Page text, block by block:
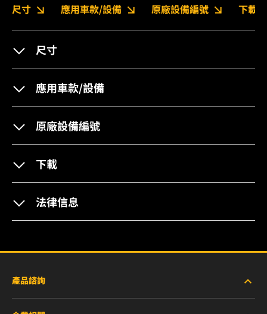
尺寸 應用車款/設備 原廠設備編號 下載
尺寸
應用車款/設備
原廠設備編號
下載
法律信息
產品諮詢